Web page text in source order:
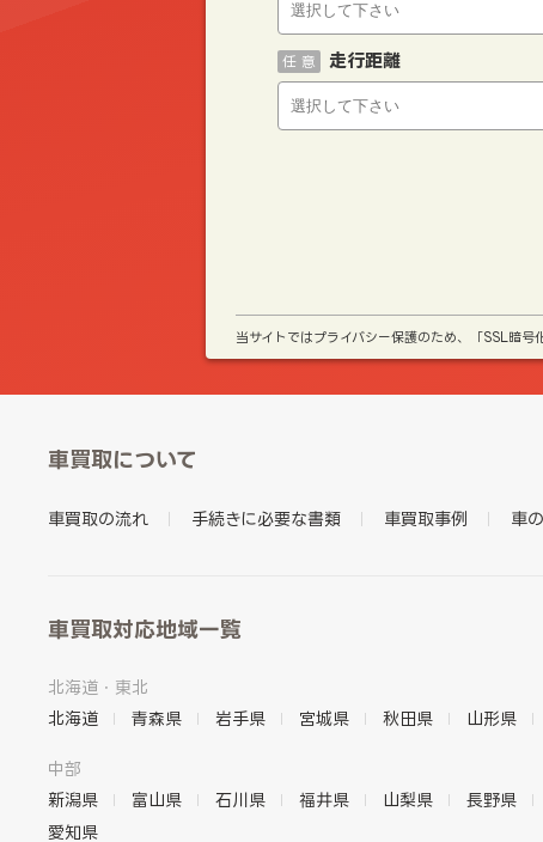
走行距離
任 意
当サイトではプライバシー保護のため、「SSL暗
車買取について
車買取の流れ 手続きに必要な書類 車買取事例 車
車買取対応地域一覧
北海道・東北
北海道
青森県 岩手県 宮城県 秋田県 山形県
中部
新潟県
富山県 石川県 福井県 山梨県 長野県
愛知県